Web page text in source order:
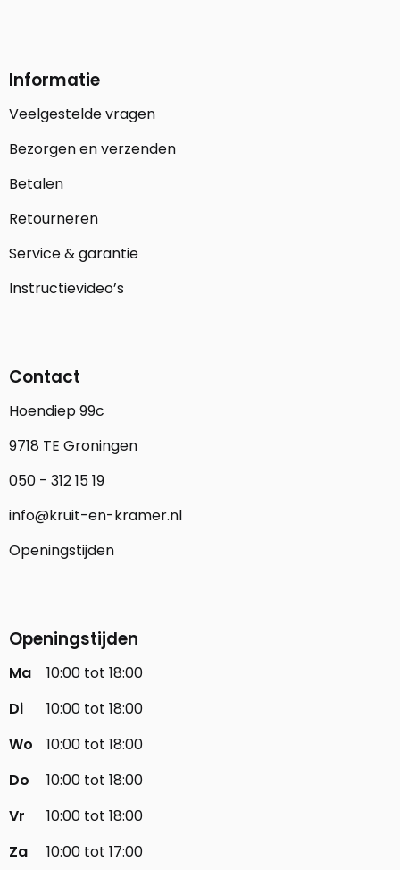
Informatie
Veelgestelde vragen
Bezorgen en verzenden
Betalen
Retourneren
Service & garantie
Instructievideo’s
Contact
Hoendiep 99c
9718 TE Groningen
050 - 312 15 19
info@kruit-en-kramer.nl
Openingstijden
Openingstijden
Ma
10:00 tot 18:00
Di
10:00 tot 18:00
Wo
10:00 tot 18:00
Do
10:00 tot 18:00
Vr
10:00 tot 18:00
Za
10:00 tot 17:00